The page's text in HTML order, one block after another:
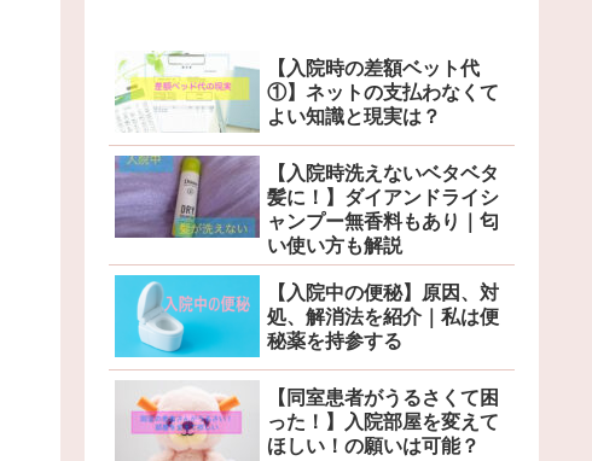
【入院時の差額ベット代
①】ネットの支払わなくて
よい知識と現実は？
【入院時洗えないベタベタ
髪に！】ダイアンドライシ
ャンプー無香料もあり｜匂
い使い方も解説
【入院中の便秘】原因、対
処、解消法を紹介｜私は便
秘薬を持参する
【同室患者がうるさくて困
った！】入院部屋を変えて
ほしい！の願いは可能？